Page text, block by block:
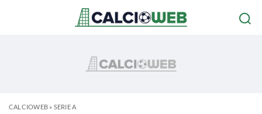
CALCIOWEB» SERIE A